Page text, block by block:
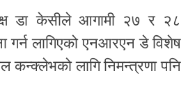
डा केसीले आगामी २७ र २८
गर्न लागिएको एनआरएन डे विशेष
कन्क्लेभको लागि निमन्त्रणा पनि